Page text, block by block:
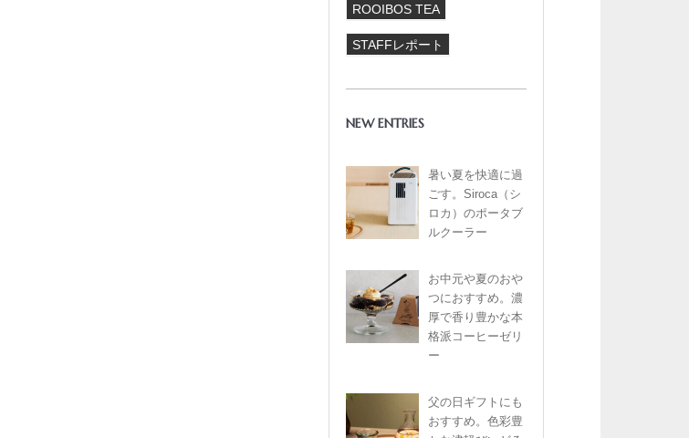
ROOIBOS TEA
STAFFレポート
NEW ENTRIES
暑い夏を快適に過
ごす。Siroca（シ
ロカ）のポータブ
ルクーラー
お中元や夏のおや
つにおすすめ。濃
厚で香り豊かな本
格派コーヒーゼリ
ー
父の日ギフトにも
おすすめ。色彩豊